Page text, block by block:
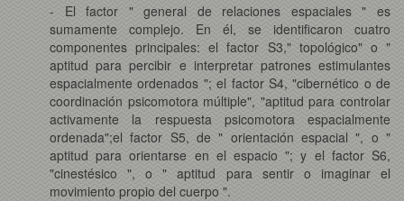
- El factor " general de relaciones espaciales " es
sumamente complejo. En él, se identificaron cuatro
componentes principales: el factor S3," topológico" o "
aptitud para percibir e interpretar patrones estimulantes
espacialmente ordenados "; el factor S4, "cibernético o de
coordinación psicomotora múltiple", "aptitud para controlar
activamente la respuesta psicomotora espacialmente
ordenada";el factor S5, de " orientación espacial ", o "
aptitud para orientarse en el espacio "; y el factor S6,
"cinestésico ", o " aptitud para sentir o imaginar el
movimiento propio del cuerpo ".